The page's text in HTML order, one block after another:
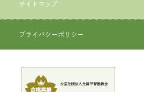
サイトマップ
プライバシーポリシー